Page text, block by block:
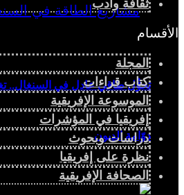
تحوُّل طاقي عادل في السنغال..
دوّامة الديون
ثقافة وأدب
الأقسام
المجلة
كتاب قراءات
الموسوعة الإفريقية
إفريقيا في المؤشرات
دراسات وبحوث
نظرة على إفريقيا
الصحافة الإفريقية